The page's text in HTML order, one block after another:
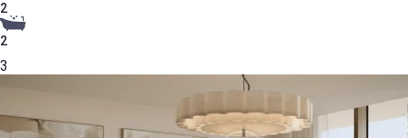
2
2
3